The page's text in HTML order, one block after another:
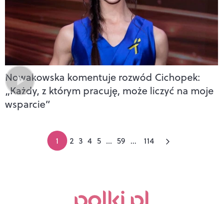
Nowakowska komentuje rozwód Cichopek:
„Każdy, z którym pracuję, może liczyć na moje
wsparcie”
1 2 3 4 5 ... 59 ... 114